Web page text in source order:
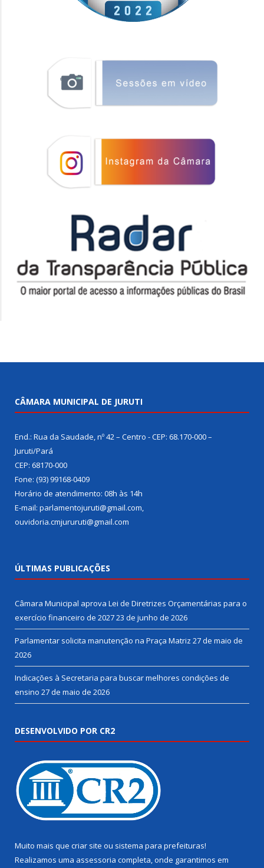
CÂMARA MUNICIPAL DE JURUTI
End.: Rua da Saudade, nº 42 – Centro - CEP: 68.170-000 –
Juruti/Pará
CEP: 68170-000
Fone: (93) 99168-0409
Horário de atendimento: 08h às 14h
E-mail: parlamentojuruti@gmail.com,
ouvidoria.cmjururuti@gmail.com
ÚLTIMAS PUBLICAÇÕES
Câmara Municipal aprova Lei de Diretrizes Orçamentárias para o
exercício financeiro de 202723 de junho de 2026
Parlamentar solicita manutenção na Praça Matriz 27 de maio de
2026
Indicações à Secretaria para buscar melhores condições de
ensino 27 de maio de 2026
DESENVOLVIDO POR CR2
Muito mais que criar site ou sistema para prefeituras!
Realizamos uma assessoria completa, onde garantimos em